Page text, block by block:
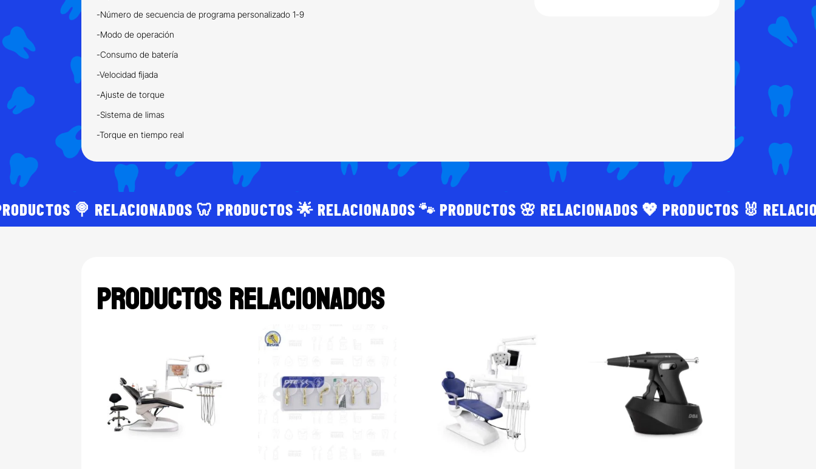
-Número de secuencia de programa personalizado 1-9
-Modo de operación
-Consumo de batería
-Velocidad fijada
-Ajuste de torque
-Sistema de limas
-Torque en tiempo real
🍭 RELACIONADOS 🦷 PRODUCTOS 🌟 RELACIONADOS 🐾 PRODUCTOS 🌸 RELACIONADOS 💖 PRODUCTOS 🐰
Productos relacionados